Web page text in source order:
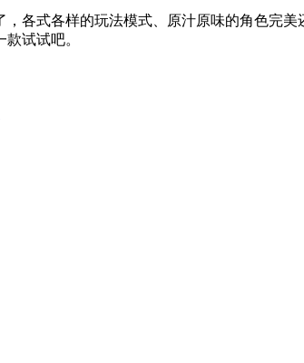
各式各样的玩法模式、原汁原味的角色完
试试吧。